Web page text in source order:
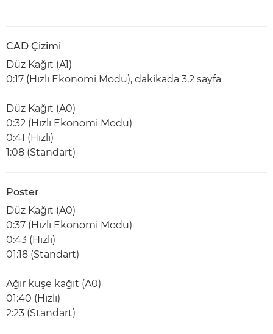
CAD Çizimi
Düz Kağıt (A1)
0:17 (Hızlı Ekonomi Modu), dakikada 3,2 sayfa
Düz Kağıt (A0)
0:32 (Hızlı Ekonomi Modu)
0:41 (Hızlı)
1:08 (Standart)
Poster
Düz Kağıt (A0)
0:37 (Hızlı Ekonomi Modu)
0:43 (Hızlı)
01:18 (Standart)
Ağır kuşe kağıt (A0)
01:40 (Hızlı)
2:23 (Standart)